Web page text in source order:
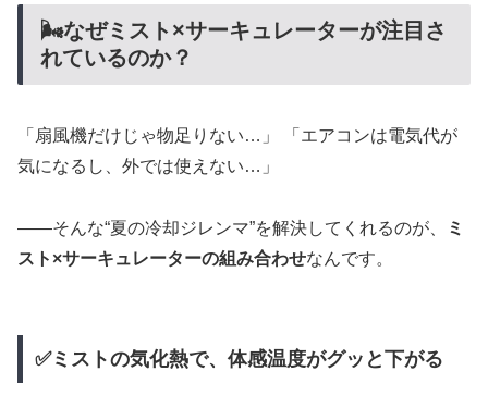
🌬️なぜミスト×サーキュレーターが注目さ
れているのか？
「扇風機だけじゃ物足りない…」 「エアコンは電気代が
気になるし、外では使えない…」
——そんな“夏の冷却ジレンマ”を解決してくれるのが、
ミ
スト×サーキュレーターの組み合わせなんです。
✅ミストの気化熱で、体感温度がグッと下がる